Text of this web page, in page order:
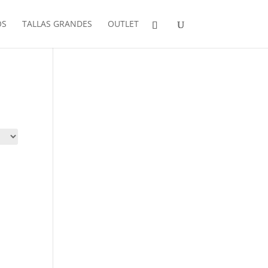
TALLAS GRANDES OUTLET